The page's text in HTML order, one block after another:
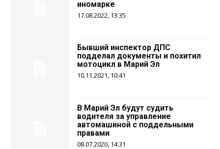
иномарке
17.08.2022, 13:35
Бывший инспектор ДПС
подделал документы и похитил
мотоцикл в Марий Эл
10.11.2021, 10:41
В Марий Эл будут судить
водителя за управление
автомашиной с поддельными
правами
08.07.2020, 14:31